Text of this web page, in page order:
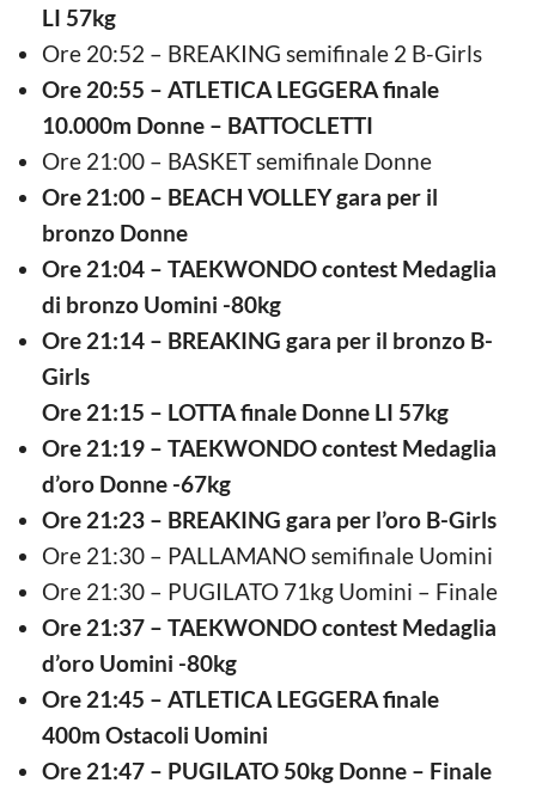
LI 57kg
Ore 20:52 – BREAKING semifinale 2 B-Girls
Ore 20:55 – ATLETICA LEGGERA finale
10.000m Donne – BATTOCLETTI
Ore 21:00 – BASKET semifinale Donne
Ore 21:00 – BEACH VOLLEY gara per il
bronzo Donne
Ore 21:04 – TAEKWONDO contest Medaglia
di bronzo Uomini -80kg
Ore 21:14 – BREAKING gara per il bronzo B-
Girls
Ore 21:15 – LOTTA finale Donne LI 57kg
Ore 21:19 – TAEKWONDO contest Medaglia
d’oro Donne -67kg
Ore 21:23 – BREAKING gara per l’oro B-Girls
Ore 21:30 – PALLAMANO semifinale Uomini
Ore 21:30 – PUGILATO 71kg Uomini – Finale
Ore 21:37 – TAEKWONDO contest Medaglia
d’oro Uomini -80kg
Ore 21:45 – ATLETICA LEGGERA finale
400m Ostacoli Uomini
Ore 21:47 – PUGILATO 50kg Donne – Finale